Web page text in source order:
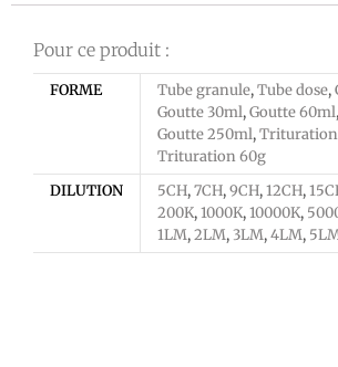
Pour ce produit :
FORME Tube granule,Tube dose,
Goutte 30ml,Goutte 60ml,
Goutte 250ml,Trituration
Trituration 60g
DILUTION
5CH,7CH,9CH,12CH,
200K,1000K,10000K,
1LM,2LM,3LM,4LM,